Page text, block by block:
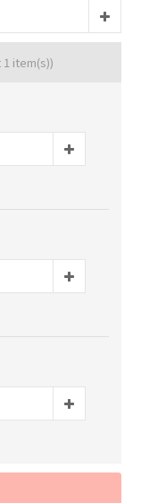
item(s))